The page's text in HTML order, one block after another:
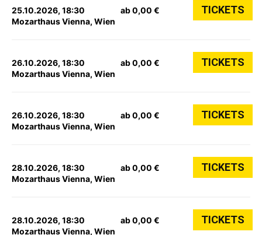
25.10.2026, 18:30
Mozarthaus Vienna, Wien
ab 0,00 € TICKETS
26.10.2026, 18:30
Mozarthaus Vienna, Wien
ab 0,00 € TICKETS
26.10.2026, 18:30
Mozarthaus Vienna, Wien
ab 0,00 € TICKETS
28.10.2026, 18:30
Mozarthaus Vienna, Wien
ab 0,00 € TICKETS
28.10.2026, 18:30
Mozarthaus Vienna, Wien
ab 0,00 € TICKETS